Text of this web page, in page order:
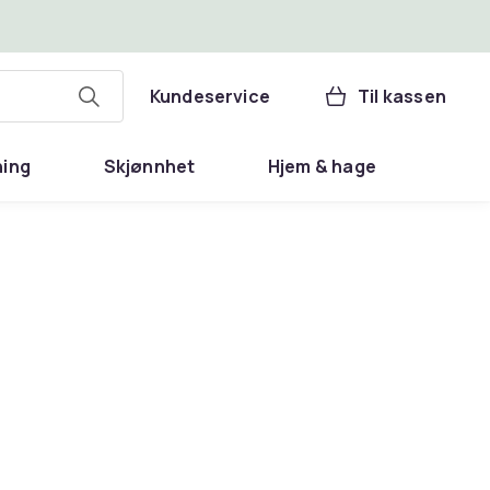
Kundeservice Til kassen
Skjønnhet Hjem & hage